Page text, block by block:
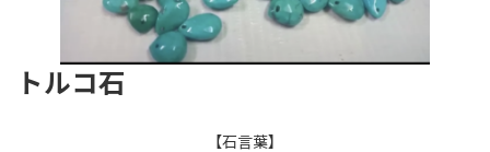
トルコ石
【石言葉】